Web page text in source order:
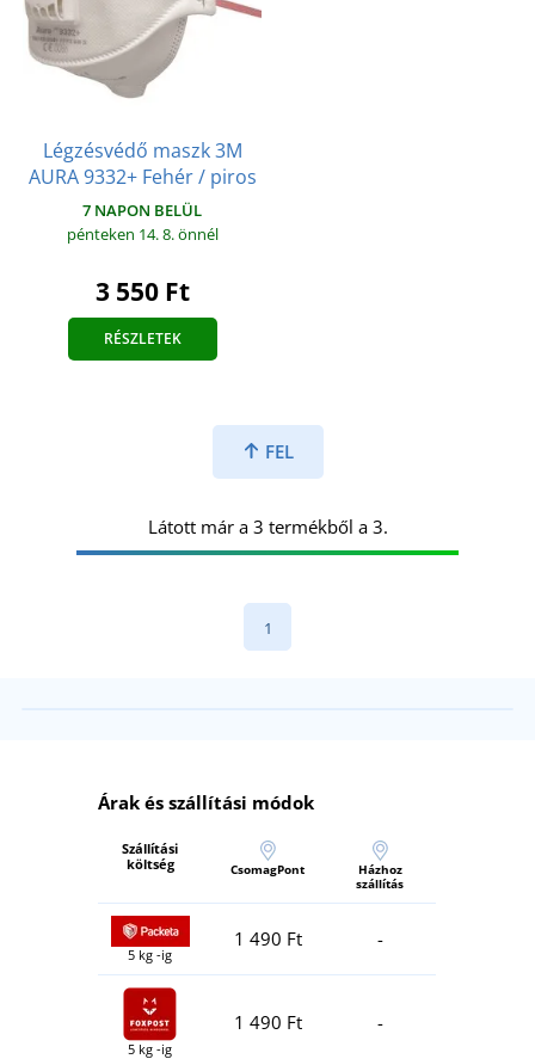
Légzésvédő maszk 3M
AURA 9332+ Fehér / piros
7 NAPON BELÜL
pénteken 14. 8.önnél
3 550 Ft
RÉSZLETEK
FEL
Látott már a 3 termékből a 3.
1
Árak és szállítási módok
Szállítási
költség
CsomagPont
Házhoz
szállítás
5 kg -ig
1 490 Ft -
5 kg -ig
1 490 Ft -